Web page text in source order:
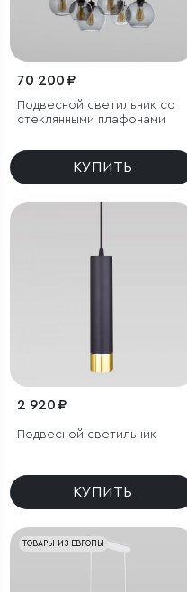
70 200 ₽
Подвесной светильник со
стеклянными плафонами
КУПИТЬ
2 920 ₽
Подвесной светильник
КУПИТЬ
ТОВАРЫ ИЗ ЕВРОПЫ